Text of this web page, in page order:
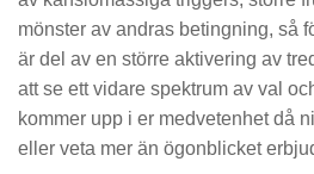
mönster av andras betingning, så
är del av en större aktivering av
att se ett vidare spektrum av val
kommer upp i er medvetenhet då
eller veta mer än ögonblicket